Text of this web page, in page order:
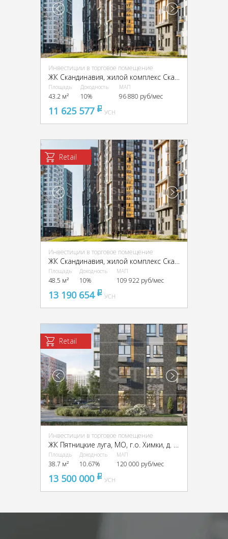
Инвестиции в торговое помещение
ЖК Скандинавия, жилой комплекс Скандинавия, к22.2
Площадь
43.2 м²
Доходность
10%
МАП
96 880 руб/мес
11 625 577 pуб
УСН
Retail
Инвестиции в торговое помещение
Площадь
48.5 м²
Доходность
10%
МАП
109 922 руб/мес
13 190 654 pуб
УСН
Retail
Инвестиции в торговое помещение
ЖК Пятницкие луга, МО, г.о. Химки, д. Юрлово, ЖК Пятницкие луга, к1.2
Площадь
38.7 м²
Доходность
10.67%
МАП
120 000 руб/мес
13 500 000 pуб
УСН